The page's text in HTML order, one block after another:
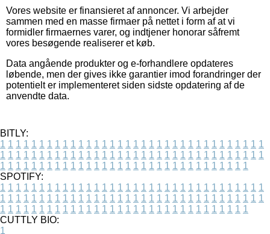
Vores website er finansieret af annoncer. Vi arbejder
sammen med en masse firmaer på nettet i form af at vi
formidler firmaernes varer, og indtjener honorar såfremt
vores besøgende realiserer et køb.
Data angående produkter og e-forhandlere opdateres
løbende, men der gives ikke garantier imod forandringer der
potentielt er implementeret siden sidste opdatering af de
anvendte data.
BITLY:
1 1 1 1 1 1 1 1 1 1 1 1 1 1 1 1 1 1 1 1 1 1 1 1 1 1 1 1 1 1 1 1 1 1
1 1 1 1 1 1 1 1 1 1 1 1 1 1 1 1 1 1 1 1 1 1 1 1 1 1 1 1 1 1 1 1 1 1
1 1 1 1 1 1 1 1 1 1 1 1 1 1 1 1 1 1 1 1 1 1 1 1 1 1 1 1 1 1 1 1
SPOTIFY:
1 1 1 1 1 1 1 1 1 1 1 1 1 1 1 1 1 1 1 1 1 1 1 1 1 1 1 1 1 1 1 1 1 1
1 1 1 1 1 1 1 1 1 1 1 1 1 1 1 1 1 1 1 1 1 1 1 1 1 1 1 1 1 1 1 1 1 1
1 1 1 1 1 1 1 1 1 1 1 1 1 1 1 1 1 1 1 1 1 1 1 1 1 1 1 1 1 1 1 1
CUTTLY BIO:
1